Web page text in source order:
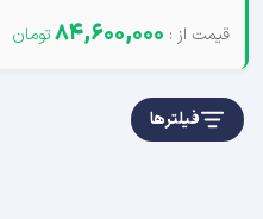
84,600,000
فیلترها